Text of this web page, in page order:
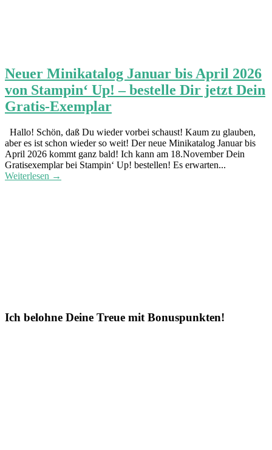
Neuer Minikatalog Januar bis April 2026
von Stampin‘ Up! – bestelle Dir jetzt Dein
Gratis-Exemplar
Hallo! Schön, daß Du wieder vorbei schaust! Kaum zu glauben,
aber es ist schon wieder so weit! Der neue Minikatalog Januar bis
April 2026 kommt ganz bald! Ich kann am 18.November Dein
Gratisexemplar bei Stampin‘ Up! bestellen! Es erwarten...
Weiterlesen →
Ich belohne Deine Treue mit Bonuspunkten!